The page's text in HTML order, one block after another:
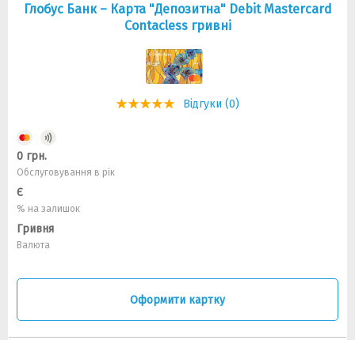
Глобус Банк – Карта "Депозитна" Debit Mastercard
Contacless гривні
Відгуки (0)
0 грн.
Обслуговування в рік
Є
% на залишок
Гривня
Валюта
Оформити картку